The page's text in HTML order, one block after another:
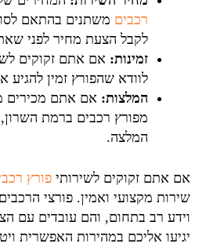
רכביםמשתנים בהתאם לסוג
לקבל הצעת מחיר לפני שאתם
זמינות:אם אתם זקוקים לשירות
לוודא שהפורץ זמין להגיע
המלצות:אם אתם מכירים
מפורץ רכבים ברמת השרון,
המלצה.
אתם זקוקים לשירותיפורץ רכבים
מקצועי ואמין. פורצי הרכבים שלנו
רב בתחום, והם עובדים עם הציוד
אליכם במהירות האפשרית